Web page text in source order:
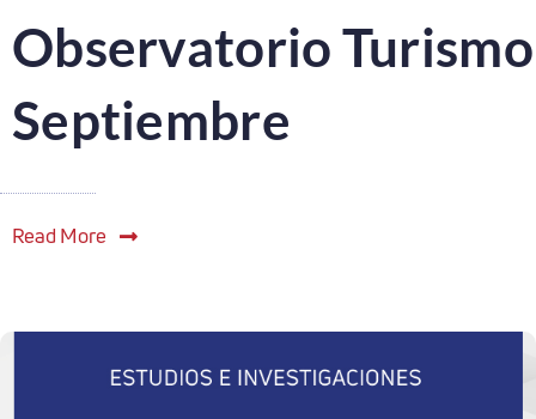
Observatorio Turismo
Septiembre
Read More